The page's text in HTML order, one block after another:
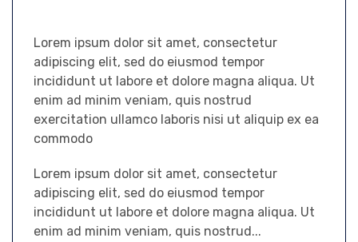
Lorem ipsum dolor sit amet, consectetur
adipiscing elit, sed do eiusmod tempor
incididunt ut labore et dolore magna aliqua. Ut
enim ad minim veniam, quis nostrud
exercitation ullamco laboris nisi ut aliquip ex ea
commodo
Lorem ipsum dolor sit amet, consectetur
adipiscing elit, sed do eiusmod tempor
incididunt ut labore et dolore magna aliqua. Ut
enim ad minim veniam, quis nostrud...